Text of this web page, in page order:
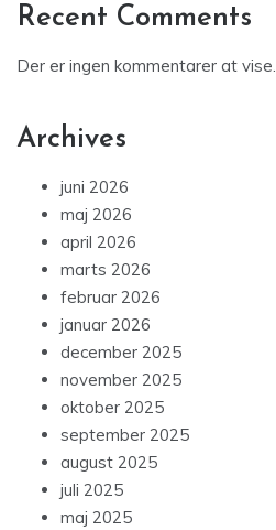
Recent Comments
Der er ingen kommentarer at vise.
Archives
juni 2026
maj 2026
april 2026
marts 2026
februar 2026
januar 2026
december 2025
november 2025
oktober 2025
september 2025
august 2025
juli 2025
maj 2025